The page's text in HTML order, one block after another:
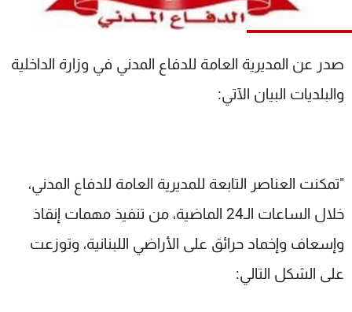
صدر عن المديرية العامة للدفاع المدني في وزارة الداخلية
والبلديات البيان الآتي:
"تمكنت العناصر التابعة للمديرية العامة للدفاع المدني،
خلال الساعات الـ24 الماضية، من تنفيذ مهمات إنقاذ
وإسعاف وإخماد حرائق على الأراضي اللبنانية، وتوزعت
على الشكل التالي:
شاهد البرامج
عن MTV
الإنـتـاج